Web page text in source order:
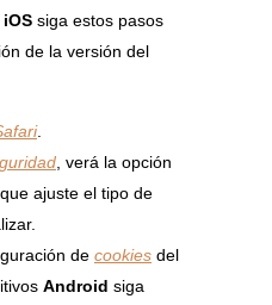
siga estos pasos
de la versión del
.
, verá la opción
ajuste el tipo de
de cookies del
Android siga